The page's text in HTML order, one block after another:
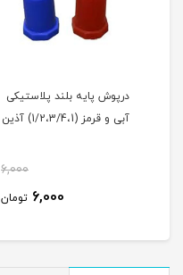
درپوش پایه بلند پلاستیکی
آبی و قرمز (1/2،3/4،1) آذین
6,000
6,000 تومان